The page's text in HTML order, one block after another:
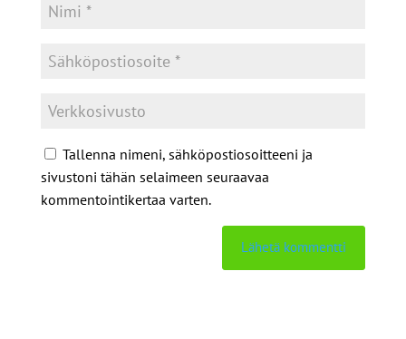
Tallenna nimeni, sähköpostiosoitteeni ja
sivustoni tähän selaimeen seuraavaa
kommentointikertaa varten.